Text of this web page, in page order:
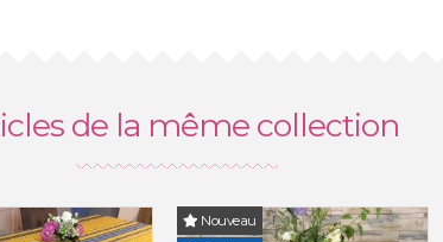
de la même collection
Nouveau